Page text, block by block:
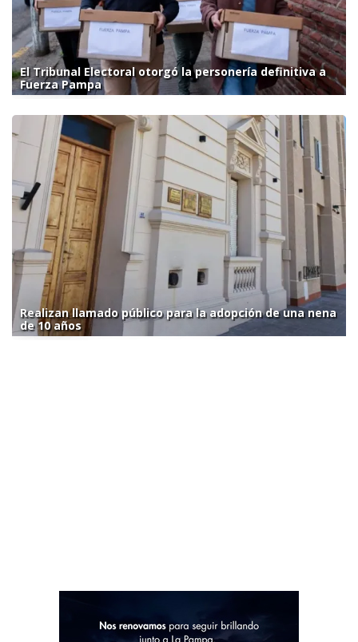
El Tribunal Electoral otorgó la personería definitiva a
Fuerza Pampa
Realizan llamado público para la adopción de una nena
de 10 años